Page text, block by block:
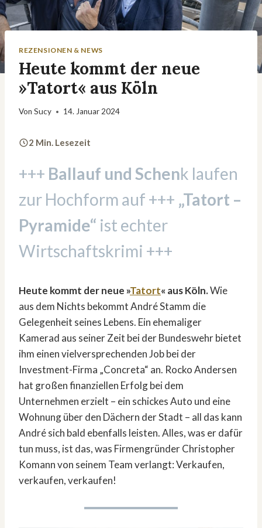
REZENSIONEN & NEWS
Heute kommt der neue
»Tatort« aus Köln
Von Sucy 14. Januar 2024
2 Min. Lesezeit
+++ Ballauf und Schenk laufen
zur Hochform auf +++ „Tatort –
Pyramide“ ist echter
Wirtschaftskrimi +++
Heute kommt der neue »Tatort« aus Köln.Wie
aus dem Nichts bekommt André Stamm die
Gelegenheit seines Lebens. Ein ehemaliger
Kamerad aus seiner Zeit bei der Bundeswehr bietet
ihm einen vielversprechenden Job bei der
Investment-Firma „Concreta“ an. Rocko Andersen
hat großen finanziellen Erfolg bei dem
Unternehmen erzielt – ein schickes Auto und eine
Wohnung über den Dächern der Stadt – all das kann
André sich bald ebenfalls leisten. Alles, was er dafür
tun muss, ist das, was Firmengründer Christopher
Komann von seinem Team verlangt: Verkaufen,
verkaufen, verkaufen!